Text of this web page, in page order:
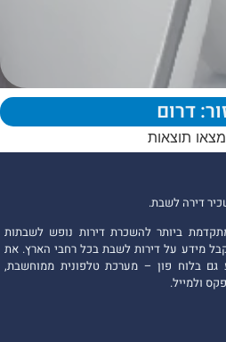
דרום
תוצאות
דירה לשבת.
ביותר להשכרת דירות נופש לשבתות
מידע על דירות לשבת בכל רחבי הארץ. את
גם בלוח פון – מערכת טלפונית ממוחשבת,
ולמייל.